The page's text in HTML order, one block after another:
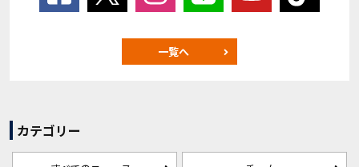
一覧へ
カテゴリー